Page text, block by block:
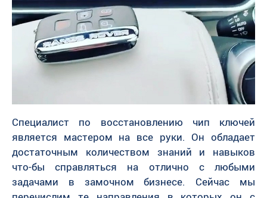
Специалист по восстановлению чип ключей
является мастером на все руки. Он обладает
достаточным количеством знаний и навыков
что-бы справляться на отлично с любыми
задачами в замочном бизнесе. Сейчас мы